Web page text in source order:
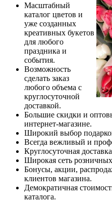
Масштабный
каталог цветов и
уже созданных
креативных букетов
для любого
праздника и
события.
Возможность
сделать заказ
любого объема с
круглосуточной
доставкой.
Большие скидки и
интернет-магазине.
Широкий выбор
Всегда вежливый и
Круглосуточная
Широкая сеть
Бонусы, акции,
клиентов магазина.
Демократичная
каталога.